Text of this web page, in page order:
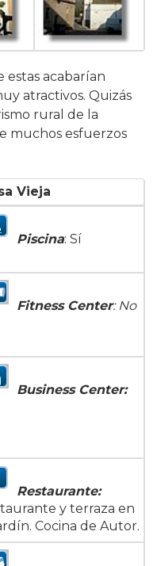
estas acabarían
atractivos. Quizás
rural de la
muchos esfuerzos
Vieja
Piscina: Sí
Fitness Center: No
Business Center:
Restaurante:
y terraza en
Cocina de Autor.